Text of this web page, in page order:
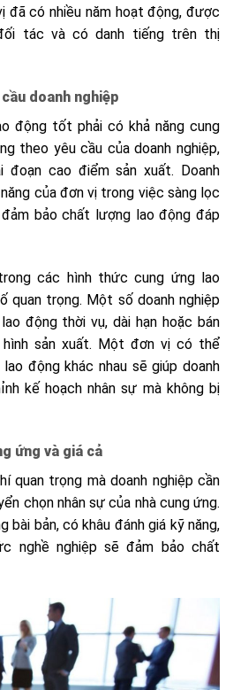
đã có nhiều năm hoạt động, được
tác và có danh tiếng trên thị
doanh nghiệp
động tốt phải có khả năng cung
theo yêu cầu của doanh nghiệp,
cao điểm sản xuất. Doanh
của đơn vị trong việc sàng lọc
bảo chất lượng lao động đáp
các hình thức cung ứng lao
quan trọng. Một số doanh nghiệp
động thời vụ, dài hạn hoặc bán
sản xuất. Một đơn vị có thể
động khác nhau sẽ giúp doanh
kế hoạch nhân sự mà không bị
ứng và giá cả
quan trọng mà doanh nghiệp cần
chọn nhân sự của nhà cung ứng.
bài bản, có khâu đánh giá kỹ năng,
nghề nghiệp sẽ đảm bảo chất